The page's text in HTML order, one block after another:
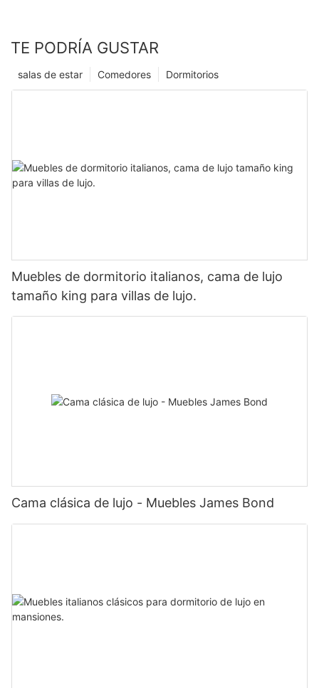
TE PODRÍA GUSTAR
Dormitorios
Comedores
salas de estar
Muebles de dormitorio italianos, cama de lujo
tamaño king para villas de lujo.
Cama clásica de lujo - Muebles James Bond